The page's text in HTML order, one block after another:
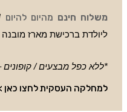
משלוח חינם מהיום להיום
ליולדת ברכישת מארז
*ללא כפל מבצעים /
למחלקה העסקית לחצו כאן